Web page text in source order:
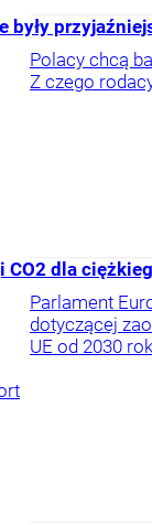
były
Polacy chcą
Z czego
CO2 dla
Parlament
dotyczącej
UE od 2030